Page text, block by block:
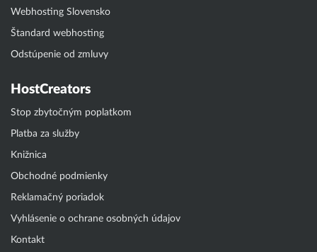
Webhosting Slovensko
Štandard webhosting
Odstúpenie od zmluvy
HostCreators
Stop zbytočným poplatkom
Platba za služby
Knižnica
Obchodné podmienky
Reklamačný poriadok
Vyhlásenie o ochrane osobných údajov
Kontakt